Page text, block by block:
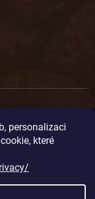
personalizaci
které